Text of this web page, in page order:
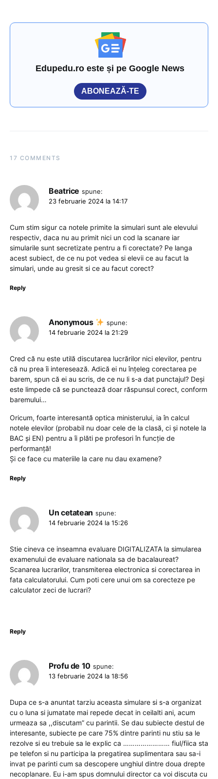
Edupedu.ro este și pe Google News
ABONEAZĂ-TE
17 COMMENTS
Beatrice spune:
23 februarie 2024 la 14:17
Cum stim sigur ca notele primite la simulari sunt ale elevului
respectiv, daca nu au primit nici un cod la scanare iar
simularile sunt secretizate pentru a fi corectate? Pe langa
acest subiect, de ce nu pot vedea si elevii ce au facut la
simulari, unde au gresit si ce au facut corect?
Reply
Anonymous
spune:
14 februarie 2024 la 21:29
Cred că nu este utilă discutarea lucrărilor nici elevilor, pentru
că nu prea îi interesează. Adică ei nu înțeleg corectarea pe
barem, spun că ei au scris, de ce nu li s-a dat punctajul? Deși
este limpede că se punctează doar răspunsul corect, conform
baremului…
Oricum, foarte interesantă optica ministerului, ia în calcul
notele elevilor (probabil nu doar cele de la clasă, ci și notele la
BAC și EN) pentru a îi plăti pe profesori în funcție de
performanță!
Și ce face cu materiile la care nu dau examene?
Reply
Un cetatean spune:
14 februarie 2024 la 15:26
Stie cineva ce inseamna evaluare DIGITALIZATA la simularea
examenului de evaluare nationala sa de bacalaureat?
Scanarea lucrarilor, transmiterea electronica si corectarea in
fata calculatorului. Cum poti cere unui om sa corecteze pe
calculator zeci de lucrari?
Reply
Profu de 10 spune:
13 februarie 2024 la 18:56
Dupa ce s-a anuntat tarziu aceasta simulare si s-a organizat
cu o luna si jumatate mai repede decat in ceilalti ani, acum
urmeaza sa ,,discutam” cu parintii. Se dau subiecte destul de
interesante, subiecte pe care 75% dintre parinti nu stiu sa le
rezolve si eu trebuie sa le explic ca …………………… fiul/fiica sta
pe telefon si nu participa la pregatirea suplimentara sau sa-i
invat pe parinti cum sa descopere unghiul dintre doua drepte
necoplanare. Eu i-am spus domnului director ca voi discuta cu